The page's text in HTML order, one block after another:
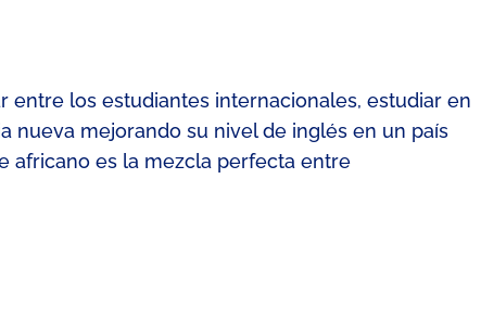
entre los estudiantes internacionales, estudiar en
nueva mejorando su nivel de inglés en un país
africano es la mezcla perfecta entre